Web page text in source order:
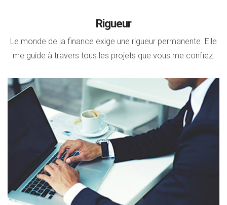
Rigueur
Le monde de la finance exige une rigueur permanente. Elle
me guide à travers tous les projets que vous me confiez.